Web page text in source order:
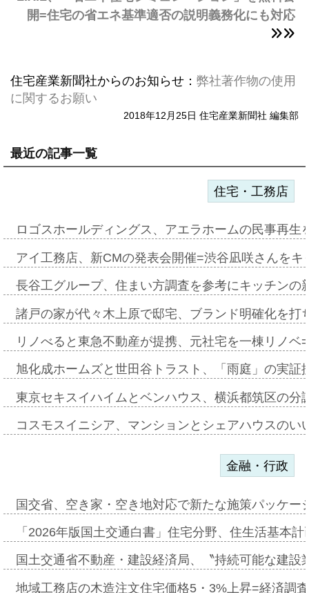
開=住宅の省エネ基準適否の説明義務化にも対応
住宅産業新聞社からのお知らせ： 弊社著作物の使用
に関するお願い
2018年12月25日 住宅産業新聞社 編集部
最近の記事一覧
住宅・工務店
ロゴスホールディングス、アエラホームの民事再
アイ工務店、新CMの発表会開催=渋谷凪咲さんを
長谷工グループ、住まい方調査を参考にキッチン
諸戸の家が代々木上原で邸宅、ブランド明確化を
リノべると東急不動産が提携、元社宅を一棟リノ
旭化成ホームズと世田谷トラスト、「雨庭」の実
東京セキスイハイムとベンハウス、横浜都筑区の
コスモスイニシア、マンションとシェアハウスの
金融・行政
国交省、空き家・空き地対応で新たな施策パッケ
「2026年版国土交通白書」住宅分野、住生活基本
国土交通省不動産・建設経済局、〝持続可能な建
地域工務店の木造注文住宅価格5・3%上昇=経済調